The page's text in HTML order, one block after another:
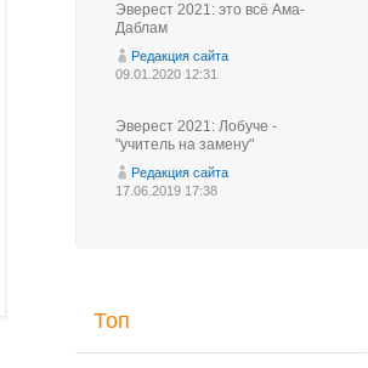
Эверест 2021: это всё Ама-
Даблам
Редакция сайта
09.01.2020 12:31
Эверест 2021: Лобуче -
"учитель на замену"
Редакция сайта
17.06.2019 17:38
Топ